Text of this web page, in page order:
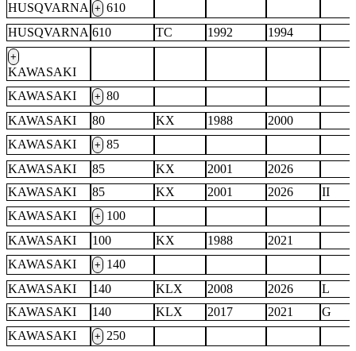
HUSQVARNA + 610
HUSQVARNA 610 TC 1992 1994
+
KAWASAKI
KAWASAKI
+ 80
KAWASAKI
80 KX 1988
2000
KAWASAKI
+ 85
KAWASAKI
85 KX 2001
2026
KAWASAKI
85 KX 2001 2026
II
KAWASAKI
+ 100
KAWASAKI
100 KX 1988
2021
KAWASAKI
+ 140
KAWASAKI
140 KLX 2008 2026
L
KAWASAKI
140 KLX 2017 2021
G
KAWASAKI
+ 250